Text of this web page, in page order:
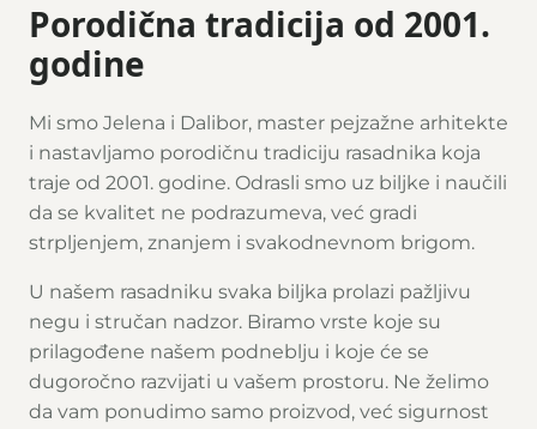
Porodična tradicija od 2001.
godine
Mi smo Jelena i Dalibor, master pejzažne arhitekte
i nastavljamo porodičnu tradiciju rasadnika koja
traje od 2001. godine. Odrasli smo uz biljke i naučili
da se kvalitet ne podrazumeva, već gradi
strpljenjem, znanjem i svakodnevnom brigom.
U našem rasadniku svaka biljka prolazi pažljivu
negu i stručan nadzor. Biramo vrste koje su
prilagođene našem podneblju i koje će se
dugoročno razvijati u vašem prostoru. Ne želimo
da vam ponudimo samo proizvod, već sigurnost